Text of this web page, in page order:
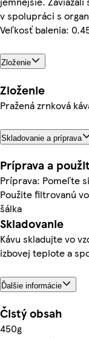
v spolupráci s
Veľkosť balenia:
Zloženie
Zloženie
Pražená zrnková
Skladovanie a príprava
Príprava a
Príprava: Pomeľte
Použite filtrovanú
šálka
Skladovanie
Kávu skladujte vo
izbovej teplote a
Ďalšie informácie
Čistý obsah
450g